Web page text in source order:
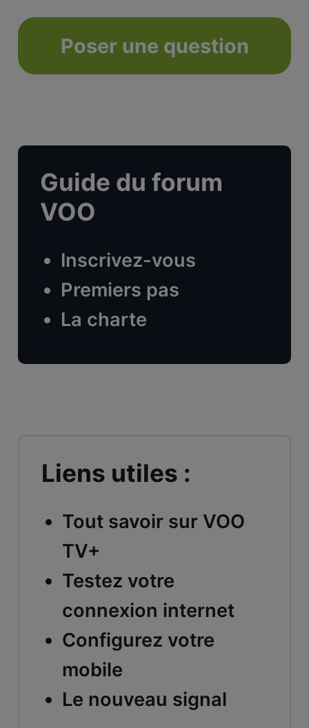
Poser une question
Guide du forum
VOO
Inscrivez-vous
Premiers pas
La charte
Liens utiles :
Tout savoir sur VOO
TV+
Testez votre
connexion internet
Configurez votre
mobile
Le nouveau signal